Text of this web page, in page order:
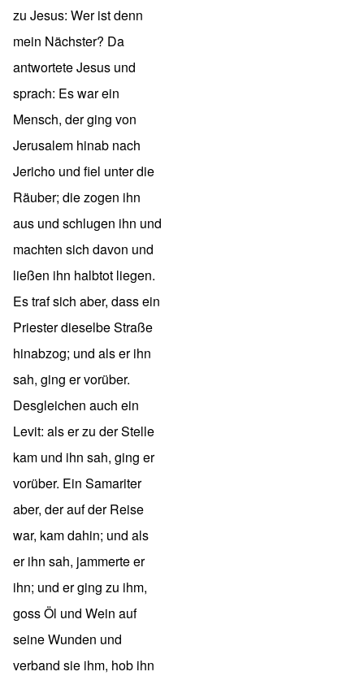
zu Jesus: Wer ist denn
mein Nächster? Da
antwortete Jesus und
sprach: Es war ein
Mensch, der ging von
Jerusalem hinab nach
Jericho und fiel unter die
Räuber; die zogen ihn
aus und schlugen ihn und
machten sich davon und
ließen ihn halbtot liegen.
Es traf sich aber, dass ein
Priester dieselbe Straße
hinabzog; und als er ihn
sah, ging er vorüber.
Desgleichen auch ein
Levit: als er zu der Stelle
kam und ihn sah, ging er
vorüber. Ein Samariter
aber, der auf der Reise
war, kam dahin; und als
er ihn sah, jammerte er
ihn; und er ging zu ihm,
goss Öl und Wein auf
seine Wunden und
verband sie ihm, hob ihn